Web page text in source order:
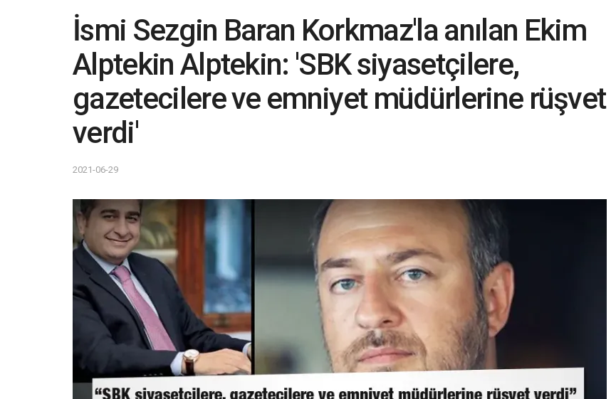
İsmi Sezgin Baran Korkmaz'la anılan Ekim
Alptekin Alptekin: 'SBK siyasetçilere,
gazetecilere ve emniyet müdürlerine rüşvet
verdi'
2021-06-29